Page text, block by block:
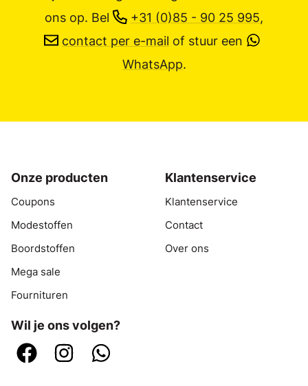
ons op. Bel +31 (0)85 - 90 25 995,
contact per e-mail of stuur een
WhatsApp.
Onze producten
Coupons
Modestoffen
Boordstoffen
Mega sale
Fournituren
Klantenservice
Klantenservice
Contact
Over ons
Wil je ons volgen?